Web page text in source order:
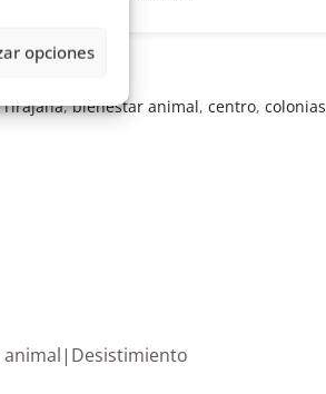
opciones
,bienestar animal,centro,colonias
animal|Desistimiento